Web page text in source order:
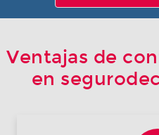
Ventajas de
en